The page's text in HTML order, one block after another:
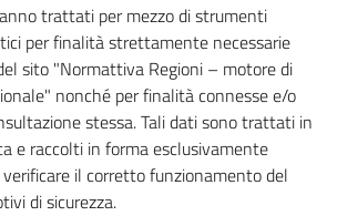
trattati per mezzo di strumenti
per finalità strettamente necessarie
sito "Normattiva Regioni – motore di
nonché per finalità connesse e/o
stessa. Tali dati sono trattati in
e raccolti in forma esclusivamente
il corretto funzionamento del
di sicurezza.